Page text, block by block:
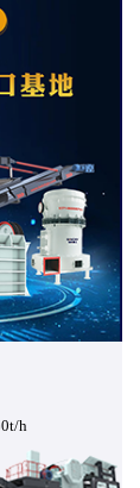
h